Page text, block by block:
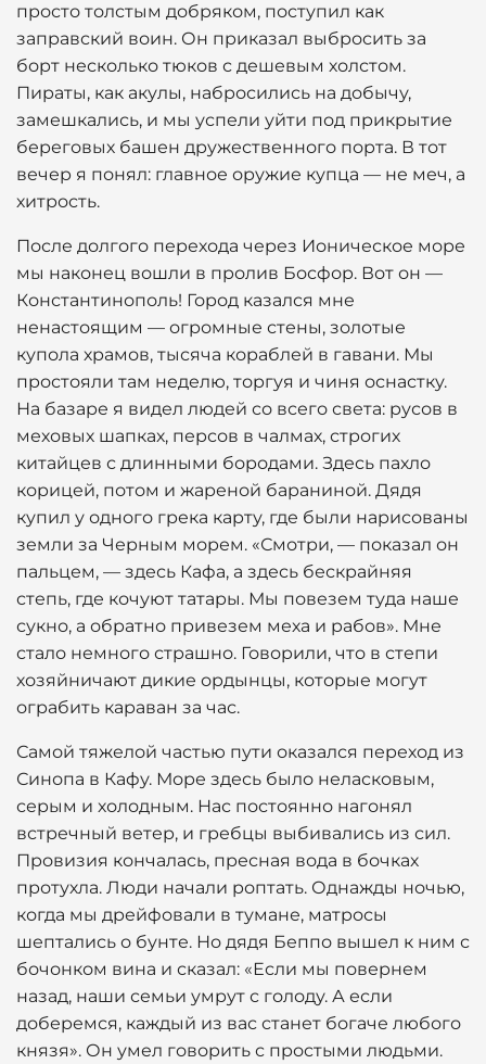
просто толстым добряком, поступил как
заправский воин. Он приказал выбросить за
борт несколько тюков с дешевым холстом.
Пираты, как акулы, набросились на добычу,
замешкались, и мы успели уйти под прикрытие
береговых башен дружественного порта. В тот
вечер я понял: главное оружие купца — не меч, а
хитрость.
После долгого перехода через Ионическое море
мы наконец вошли в пролив Босфор. Вот он —
Константинополь! Город казался мне
ненастоящим — огромные стены, золотые
купола храмов, тысяча кораблей в гавани. Мы
простояли там неделю, торгуя и чиня оснастку.
На базаре я видел людей со всего света: русов в
меховых шапках, персов в чалмах, строгих
китайцев с длинными бородами. Здесь пахло
корицей, потом и жареной бараниной. Дядя
купил у одного грека карту, где были нарисованы
земли за Черным морем. «Смотри, — показал он
пальцем, — здесь Кафа, а здесь бескрайняя
степь, где кочуют татары. Мы повезем туда наше
сукно, а обратно привезем меха и рабов». Мне
стало немного страшно. Говорили, что в степи
хозяйничают дикие ордынцы, которые могут
ограбить караван за час.
Самой тяжелой частью пути оказался переход из
Синопа в Кафу. Море здесь было неласковым,
серым и холодным. Нас постоянно нагонял
встречный ветер, и гребцы выбивались из сил.
Провизия кончалась, пресная вода в бочках
протухла. Люди начали роптать. Однажды ночью,
когда мы дрейфовали в тумане, матросы
шептались о бунте. Но дядя Беппо вышел к ним с
бочонком вина и сказал: «Если мы повернем
назад, наши семьи умрут с голоду. А если
доберемся, каждый из вас станет богаче любого
князя». Он умел говорить с простыми людьми.